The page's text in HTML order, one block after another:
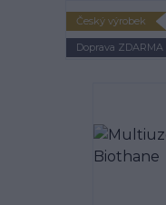
Český výrobek
Doprava ZDARMA